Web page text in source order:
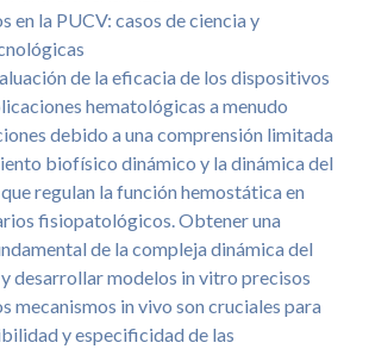
en la PUCV: casos de ciencia y
de la eficacia de los dispositivos
hematológicas a menudo
debido a una comprensión limitada
biofísico dinámico y la dinámica del
regulan la función hemostática en
fisiopatológicos. Obtener una
de la compleja dinámica del
desarrollar modelos in vitro precisos
mecanismos in vivo son cruciales para
y especificidad de las